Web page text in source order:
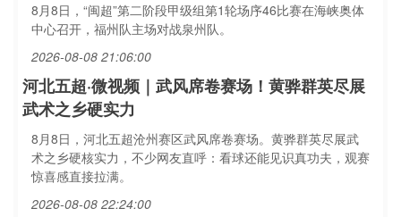
8月8日，“闽超”第二阶段甲级组第1轮场序46比赛在海峡奥体
中心召开，福州队主场对战泉州队。
2026-08-08 21:06:00
河北五超·微视频｜武风席卷赛场！黄骅群英尽展
武术之乡硬实力
8月8日，河北五超沧州赛区武风席卷赛场。黄骅群英尽展武
术之乡硬核实力，不少网友直呼：看球还能见识真功夫，观赛
惊喜感直接拉满。
2026-08-08 22:24:00